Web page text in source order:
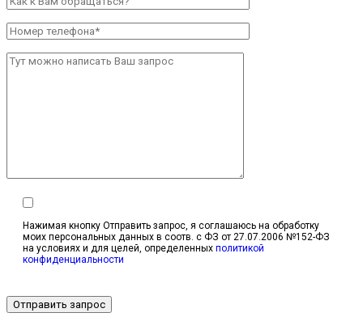
Нажимая кнопку Отправить запрос, я соглашаюсь на обработку
моих персональных данных в соотв. с ФЗ от 27.07.2006 №152-ФЗ
на условиях и для целей, определенных политикой
конфиденциальности
Отправить запрос